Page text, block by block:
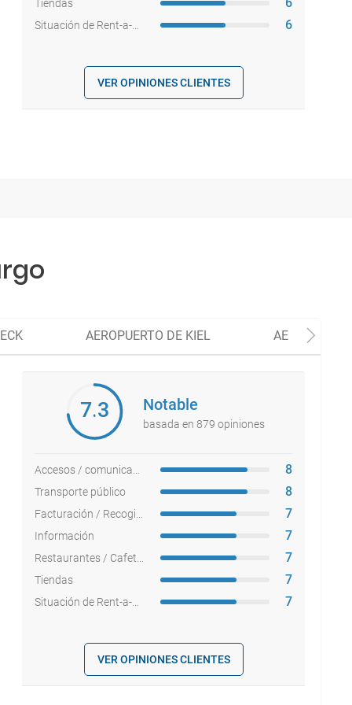
Tiendas
6
VER OPINIONES CLIENTES
AEROPUERTO DE KIEL
7.3 Notable
basada en 879 opiniones
8
Transporte público 8
7
Información 7
7
Tiendas 7
7
VER OPINIONES CLIENTES